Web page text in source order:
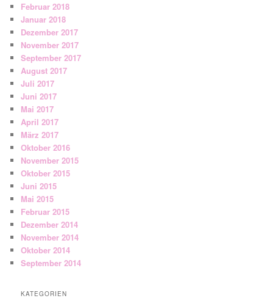
Februar 2018
Januar 2018
Dezember 2017
November 2017
September 2017
August 2017
Juli 2017
Juni 2017
Mai 2017
April 2017
März 2017
Oktober 2016
November 2015
Oktober 2015
Juni 2015
Mai 2015
Februar 2015
Dezember 2014
November 2014
Oktober 2014
September 2014
KATEGORIEN